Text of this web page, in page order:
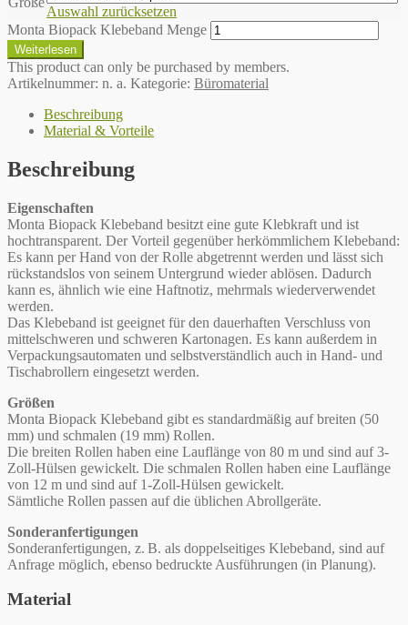
Auswahl zurücksetzen
Monta Biopack Klebeband Menge
Weiterlesen
This product can only be purchased by members.
Artikelnummer: n. a. Kategorie: Büromaterial
Beschreibung
Material & Vorteile
Beschreibung
Eigenschaften
Monta Biopack Klebeband besitzt eine gute Klebkraft und ist
hochtransparent. Der Vorteil gegenüber herkömmlichem Klebeband:
Es kann per Hand von der Rolle abgetrennt werden und lässt sich
rückstandslos von seinem Untergrund wieder ablösen. Dadurch
kann es, ähnlich wie eine Haftnotiz, mehrmals wiederverwendet
werden.
Das Klebeband ist geeignet für den dauerhaften Verschluss von
mittelschweren und schweren Kartonagen. Es kann außerdem in
Verpackungsautomaten und selbstverständlich auch in Hand- und
Tischabrollern eingesetzt werden.
Größen
Monta Biopack Klebeband gibt es standardmäßig auf breiten (50
mm) und schmalen (19 mm) Rollen.
Die breiten Rollen haben eine Lauflänge von 80 m und sind auf 3-
Zoll-Hülsen gewickelt. Die schmalen Rollen haben eine Lauflänge
von 12 m und sind auf 1-Zoll-Hülsen gewickelt.
Sämtliche Rollen passen auf die üblichen Abrollgeräte.
Sonderanfertigungen
Sonderanfertigungen, z. B. als doppelseitiges Klebeband, sind auf
Anfrage möglich, ebenso bedruckte Ausführungen (in Planung).
Material